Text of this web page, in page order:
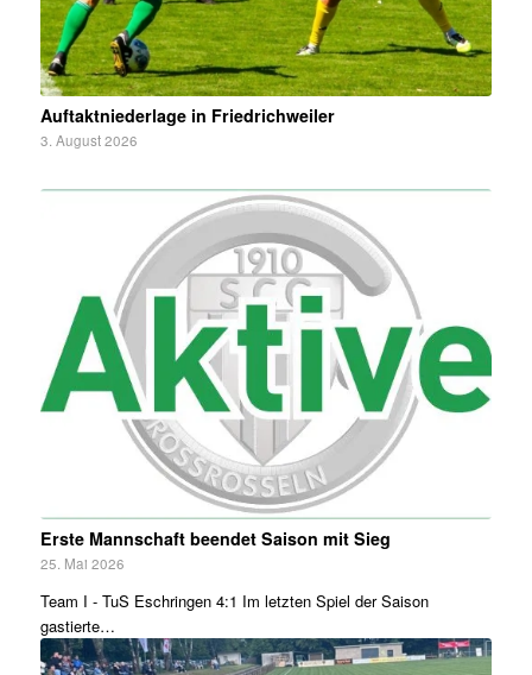
Auftaktniederlage in Friedrichweiler
3. August 2026
Erste Mannschaft beendet Saison mit Sieg
25. Mai 2026
Team I - TuS Eschringen 4:1 Im letzten Spiel der Saison
gastierte…